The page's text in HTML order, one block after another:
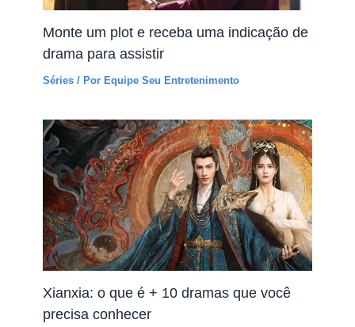
Monte um plot e receba uma indicação de
drama para assistir
Séries / Por Equipe Seu Entretenimento
Xianxia: o que é + 10 dramas que você
precisa conhecer